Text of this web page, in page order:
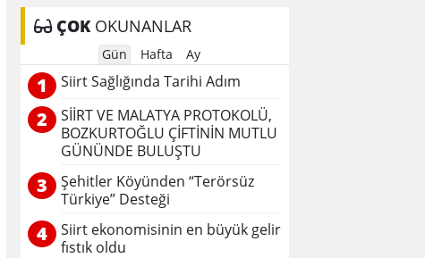
ÇOKOKUNANLAR
Gün Hafta Ay
1 Siirt Sağlığında Tarihi Adım
2
SİİRT VE MALATYA PROTOKOLÜ,
BOZKURTOĞLU ÇİFTİNİN MUTLU
GÜNÜNDE BULUŞTU
3
Şehitler Köyünden “Terörsüz
Türkiye” Desteği
4
Siirt ekonomisinin en büyük gelir
fıstık oldu